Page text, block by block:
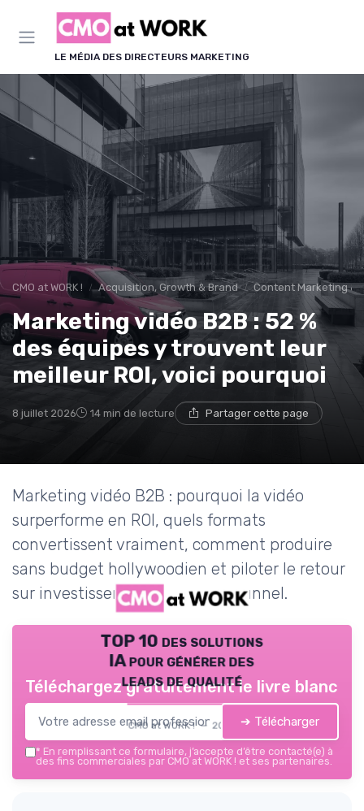
LE MÉDIA DES DIRECTEURS MARKETING
CMO at WORK ! Acquisition, Growth & Brand Content Marketing &
Marketing vidéo B2B : 52 %
des équipes y trouvent leur
meilleur ROI, voici pourquoi
8 juillet 2026 14 min de lecture Partager cette page
Marketing vidéo B2B : pourquoi la vidéo
surperforme en ROI, quels formats
convertissent vraiment, comment produire
sans budget hollywoodien et piloter le retour
sur investissement sur tout le funnel.
TOP 10 des solutions
IA pour générer des
leads de qualité
CMO at WORK ! — 2026
Téléchargez gratuitement le livre blanc
➔ Télécharger
* En remplissant ce formulaire, j’accepte d’être contacté(e) à
des fins commerciales par CMO at WORK ! et ses partenaires.
Panneau de gestion des cookies